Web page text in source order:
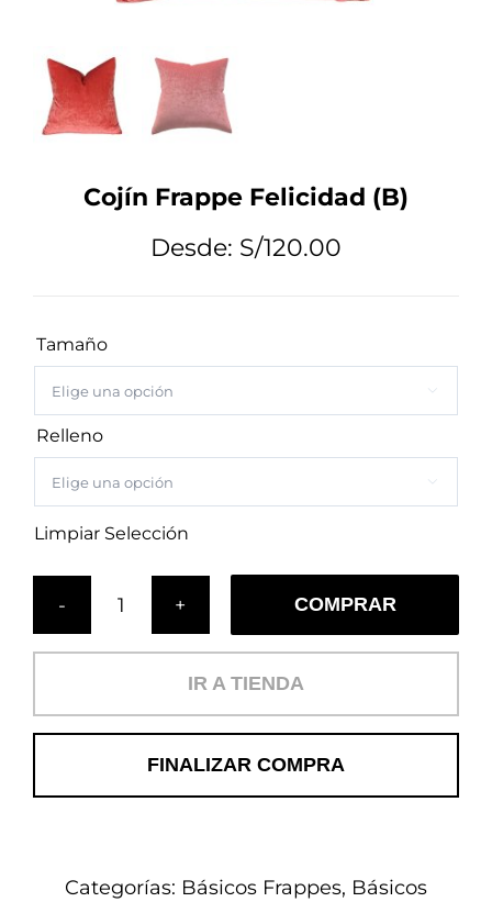
Tips de Diseño
Mi Cuenta
Carrito
Cojín Frappe Felicidad (B)
Desde: S/120.00
Tamaño

Relleno

Limpiar Selección
Cojín
Felicidad
cantidad
COMPRAR
IR A TIENDA
FINALIZAR COMPRA
Categorías: Básicos Frappes, Básicos